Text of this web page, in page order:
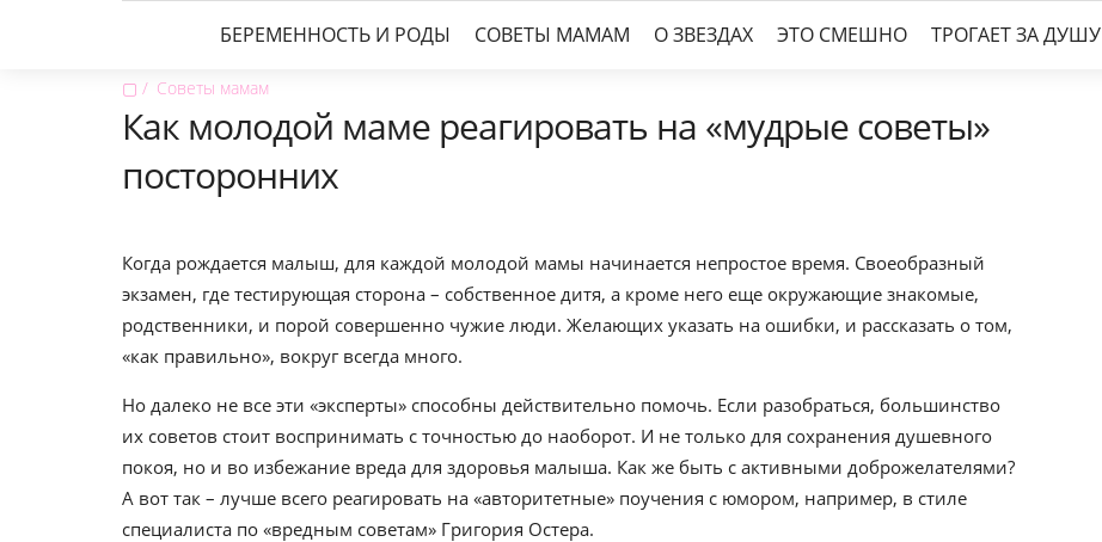
БЕРЕМЕННОСТЬ И РОДЫ СОВЕТЫ МАМАМ О ЗВЕЗДАХ ЭТО СМЕШНО ТРОГАЕТ ЗА ДУШУ
▢ Советы мамам
Как молодой маме реагировать на «мудрые советы»
посторонних
Когда рождается малыш, для каждой молодой мамы начинается непростое время. Своеобразный
экзамен, где тестирующая сторона – собственное дитя, а кроме него еще окружающие знакомые,
родственники, и порой совершенно чужие люди. Желающих указать на ошибки, и рассказать о том,
«как правильно», вокруг всегда много.
Но далеко не все эти «эксперты» способны действительно помочь. Если разобраться, большинство
их советов стоит воспринимать с точностью до наоборот. И не только для сохранения душевного
покоя, но и во избежание вреда для здоровья малыша. Как же быть с активными доброжелателями?
А вот так – лучше всего реагировать на «авторитетные» поучения с юмором, например, в стиле
специалиста по «вредным советам» Григория Остера.